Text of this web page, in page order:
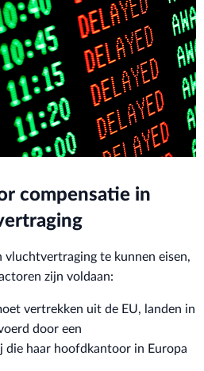
compensatie in
vluchtvertraging te kunnen eisen,
zijn voldaan:
vertrekken uit de EU, landen in
door een
die haar hoofdkantoor in Europa